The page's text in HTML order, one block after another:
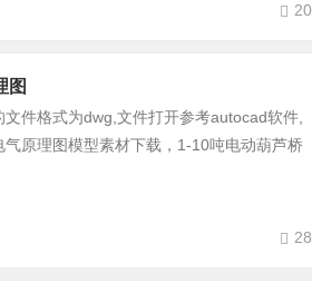
20
图
件格式为dwg,文件打开参考autocad软件,
原理图模型素材下载，1-10吨电动葫芦桥
28